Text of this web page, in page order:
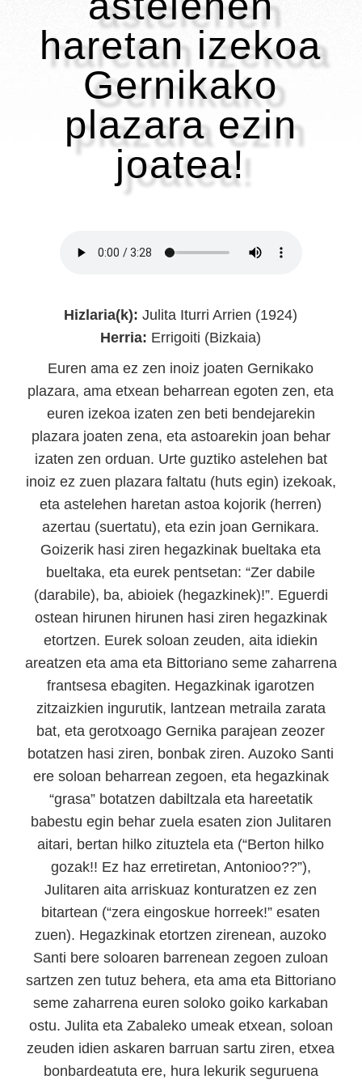
haretan izekoa
Gernikako
plazara ezin
joatea!
Hizlaria(k): Julita Iturri Arrien (1924)
Herria: Errigoiti (Bizkaia)
Euren ama ez zen inoiz joaten Gernikako
plazara, ama etxean beharrean egoten zen, eta
euren izekoa izaten zen beti bendejarekin
plazara joaten zena, eta astoarekin joan behar
izaten zen orduan. Urte guztiko astelehen bat
inoiz ez zuen plazara faltatu (huts egin) izekoak,
eta astelehen haretan astoa kojorik (herren)
azertau (suertatu), eta ezin joan Gernikara.
Goizerik hasi ziren hegazkinak bueltaka eta
bueltaka, eta eurek pentsetan: “Zer dabile
(darabile), ba, abioiek (hegazkinek)!”. Eguerdi
ostean hirunen hirunen hasi ziren hegazkinak
etortzen. Eurek soloan zeuden, aita idiekin
areatzen eta ama eta Bittoriano seme zaharrena
frantsesa ebagiten. Hegazkinak igarotzen
zitzaizkien ingurutik, lantzean metraila zarata
bat, eta gerotxoago Gernika parajean zeozer
botatzen hasi ziren, bonbak ziren. Auzoko Santi
ere soloan beharrean zegoen, eta hegazkinak
“grasa” botatzen dabiltzala eta hareetatik
babestu egin behar zuela esaten zion Julitaren
aitari, bertan hilko zituztela eta (“Berton hilko
gozak!! Ez haz erretiretan, Antonioo??”),
Julitaren aita arriskuaz konturatzen ez zen
bitartean (“zera eingoskue horreek!” esaten
zuen). Hegazkinak etortzen zirenean, auzoko
Santi bere soloaren barrenean zegoen zuloan
sartzen zen tutuz behera, eta ama eta Bittoriano
seme zaharrena euren soloko goiko karkaban
ostu. Julita eta Zabaleko umeak etxean, soloan
zeuden idien askaren barruan sartu ziren, etxea
bonbardeatuta ere, hura lekurik seguruena